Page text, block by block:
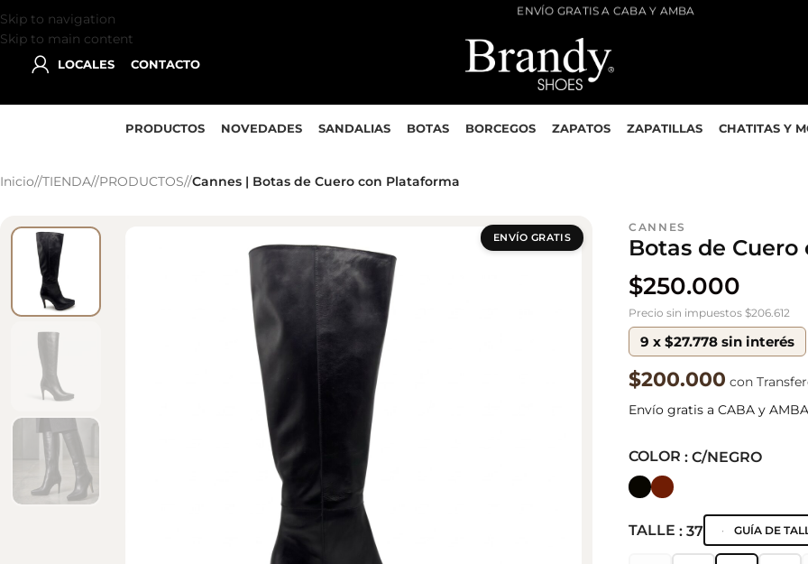
Skip to navigation
Skip to main content
3 Y 6 CUOTAS SIN INTERES
LOCALES CONTACTO
PRODUCTOS NOVEDADES SANDALIAS BOTAS BORCEGOS ZAPATOS ZAPATILLAS CHATITAS Y
Inicio/ TIENDA/ PRODUCTOS/ Cannes | Botas de Cuero con Plataforma
ENVÍO GRATIS
CANNES
Botas de
$250.000
COLOR : C/NEGRO
TALLE : 37 GUÍA DE
Precio sin impuestos $206.612
9 x $27.778 sin interés
$200.000 con
Envío gratis a CABA y AMBA